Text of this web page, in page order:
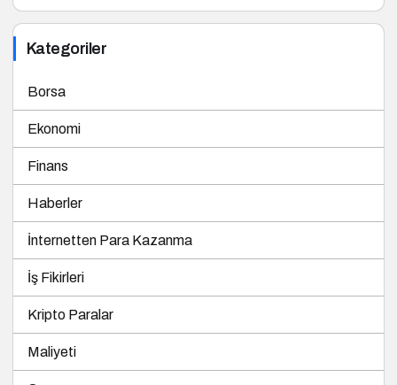
Kategoriler
Ekonomi
Finans
Haberler
İnternetten Para Kazanma
İş Fikirleri
Kripto Paralar
Maliyeti
Oyun